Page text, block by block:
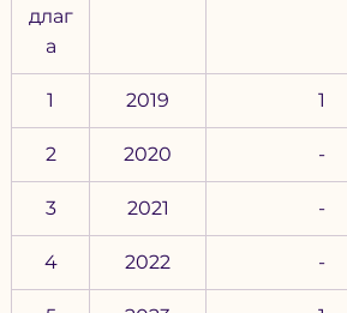
длаг
а
1 2019 1
2 2020 -
3 2021 -
4 2022 -